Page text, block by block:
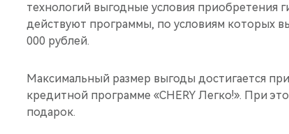
технологий выгодные условия приобретения
действуют программы, по условиям которых
000 рублей.
Максимальный размер выгоды достигается
кредитной программе «CHERY Легко!». При
подарок.